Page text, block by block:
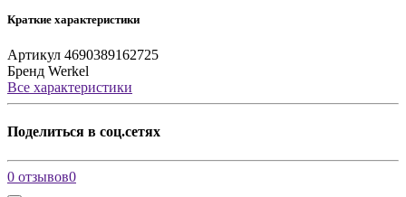
Краткие характеристики
Артикул 4690389162725
Бренд Werkel
Все характеристики
Поделиться в соц.сетях
0 отзывов0